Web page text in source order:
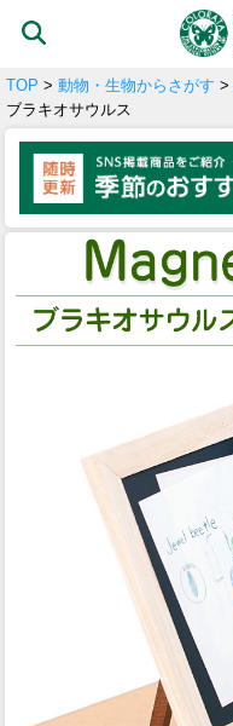
TOP > 動物・生物からさがす >
ブラキオサウルス